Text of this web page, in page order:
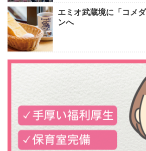
エミオ武蔵境に「コメ
ンへ